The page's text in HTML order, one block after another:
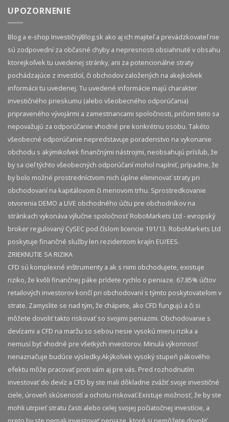
UPOZORNENIE
Blog a e-shop InvestičnýBlog.sk ako aj ich majiteľ a prevádzkovateľ nie
sú zodpovední za občasné chyby a nepresnosti obsiahnuté v obsahu
ktorejkoľvek tu uvedenej stránky, ani za potencionálne straty
pochádzajúce z investícií, či obchodov založených na akejkoľvek
informácii tu uvedenej. Tu uvedené informácie majú charakter
investičného prieskumu (alebo všeobecného odporúčania)
pripraveného vývojármi a zamestnancami spoločnosti, pričom tieto sa
nepovažujú za odporúčanie vhodné pre konkrétnu osobu. Takéto
všeobecné odporúčanie nepredstavuje poradenstvo na vykonanie
obchodu s akýmikoľvek finančnými nástrojmi, neobsahujú prísľub, že
by sa cieľ týchto všeobecných odporúčaní mohol naplniť, prípadne, že
by bolo možné prostredníctvom nich úplne eliminovať straty pri
obchodovaní na kapitálovom či menovom trhu. Sprostredkovanie
otvorenia DEMO a LIVE obchodného účtu pre obchodníkov na
stránkach vykonáva výlučne spoločnosť RoboMarkets Ltd - evropský
broker regulovaný CySEC pod číslom licencie 191/13. RoboMarkets Ltd
poskytuje finančné služby len rezidentom krajín EU/EES.
ZRIEKNUTIE SA RIZIKA
CFD sú komplexné inštrumenty a ak s nimi obchodujete, existuje
riziko, že kvôli finančnej páke prídete rychlo o peniaze. 67.85% účtov
retailových investorov končí pri obchodovaní s týmto poskytovateľom v
strate. Zamyslite se nad tým, že chápete, ako CFD fungujú a či si
môžete dovoliť takto riskovať so svojimi peniazmi. Obchodovanie s
devízami a CFD na maržu so sebou nesie vysokú mieru rizika a
nemusí byť vhodné pre všetkých investorov. Minulá výkonnosť
nenaznačuje budúce výsledky.​ Akýkoľvek vysoký stupeň pákového
efektu môže pracovať proti vám aj pre vás. Pred rozhodnutím
investovať do devíz a CFD by ste mali dôkladne zvážiť svoje investičné
ciele, úroveň skúseností a ochotu riskovať.​ Existuje možnosť, že by ste
mohli utrpieť stratu časti alebo celej svojej počiatočnej investície, a